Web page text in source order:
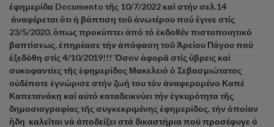
ἐφημερίδα Documento τῆς 10/7/2022 καί στήν σελ.14
ἀναφέρεται ὅτι ἡ βάπτιση τοῦ ἀνωτέρου πού ἔγινε στίς
23/5/2020, ὅπως προκύπτει ἀπό τό ἐκδοθέν πιστοποιητικό
βαπτίσεως, ἐπηρέασε τήν ἀπόφαση τοῦ Ἀρείου Πάγου πού
ἐξεδόθη στίς 4/10/2019!!! Ὅσον ἀφορᾶ στίς ὕβρεις καί
συκοφαντίες τῆς ἐφημερίδος Μακελειό ὁ Σεβασμιώτατος
οὐδέποτε ἐγνώρισε στήν ζωή του τόν ἀναφερομένο Καπέ
Καπετανάκη καί αὐτό καταδεικνύει τήν ἐγκυρότητα τῆς
δημοσιογραφίας τῆς συγκεκριμένης ἐφημερίδος, τήν ὁποίαν
ἤδη καλεῖται νά ἀποδείξει στά δικαστήρια πού προσέφυγε ὁ